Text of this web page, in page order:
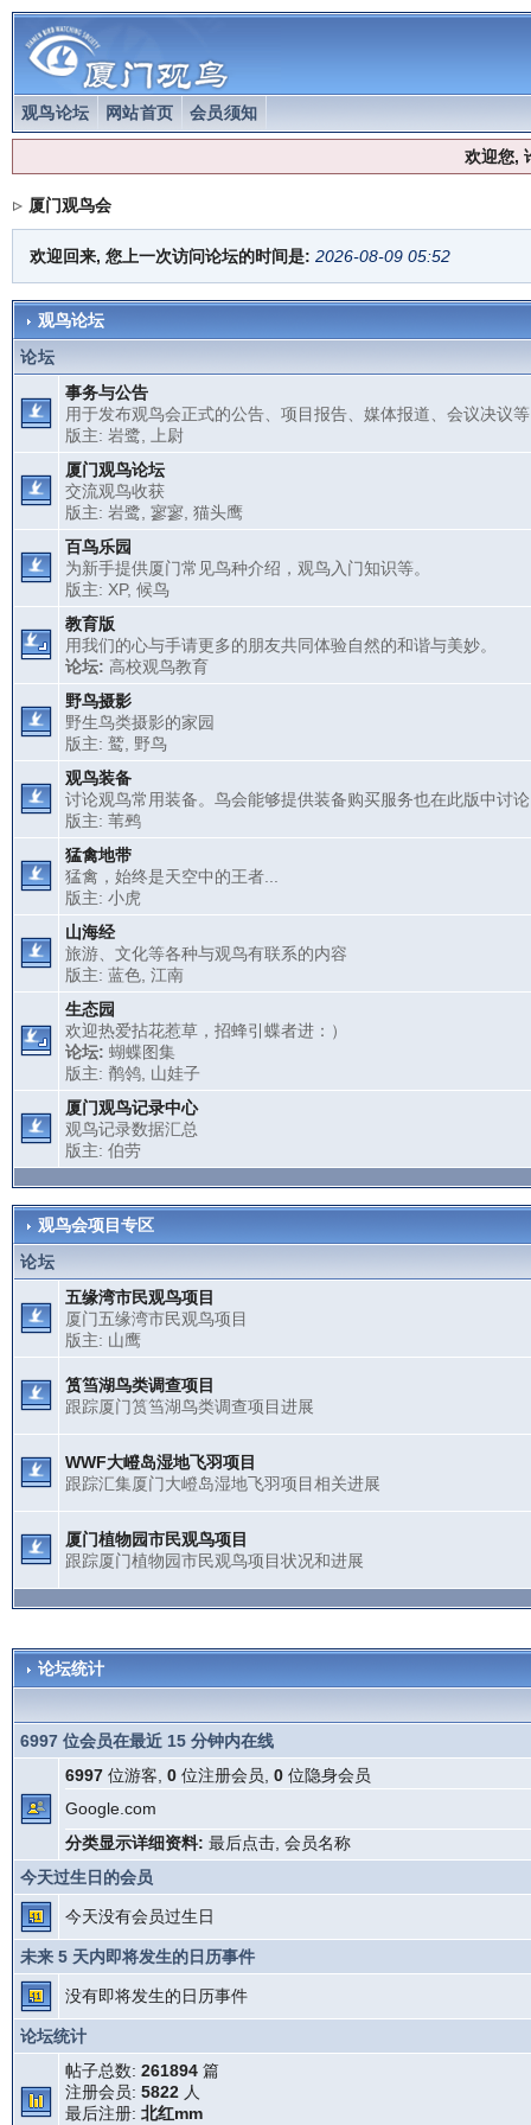
观鸟论坛 网站首页 会员须知
欢迎您,
厦门观鸟会
欢迎回来, 您上一次访问论坛的时间是: 2026-08-09 05:52
观鸟论坛
论坛
事务与公告
用于发布观鸟会正式的公告、项目报告、媒体报道、会议决议
版主: 岩鹭
上尉
厦门观鸟论坛
交流观鸟收获
版主: 岩鹭 寥寥, 猫头鹰
百鸟乐园
为新手提供厦门常见鸟种介绍，观鸟入门知识等。
版主: XP, 候鸟
教育版
用我们的心与手请更多的朋友共同体验自然的和谐与美妙。
论坛: 高校观鸟教育
野鸟摄影
野生鸟类摄影的家园
版主: 鹫, 野鸟
观鸟装备
讨论观鸟常用装备。鸟会能够提供装备购买服务也在此版中讨
版主: 苇鹀
猛禽地带
猛禽，始终是天空中的王者...
版主: 小虎
山海经
旅游、文化等各种与观鸟有联系的内容
版主: 蓝色, 江南
生态园
欢迎热爱拈花惹草，招蜂引蝶者进：）
论坛: 蝴蝶图集
版主: 鹡鸰, 山娃子
厦门观鸟记录中心
观鸟记录数据汇总
版主: 伯劳
观鸟会项目专区
论坛
五缘湾市民观鸟项目
厦门五缘湾市民观鸟项目
版主: 山鹰
筼筜湖鸟类调查项目
跟踪厦门筼筜湖鸟类调查项目进展
WWF大嶝岛湿地飞羽项目
跟踪汇集厦门大嶝岛湿地飞羽项目相关进展
厦门植物园市民观鸟项目
跟踪厦门植物园市民观鸟项目状况和进展
论坛统计
6997 位会员在最近 15 分钟内在线
6997位游客, 0位注册会员, 0位隐身会员
Google.com
分类显示详细资料: 最后点击, 会员名称
今天过生日的会员
今天没有会员过生日
未来 5 天内即将发生的日历事件
没有即将发生的日历事件
论坛统计
帖子总数: 261894篇
注册会员: 5822人
最后注册: 北红mm